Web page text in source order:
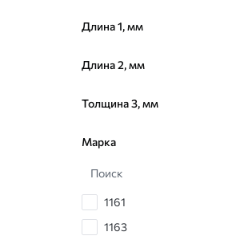
Длина 1, мм
Длина 2, мм
Толщина 3, мм
Марка
Поиск
1161
1163